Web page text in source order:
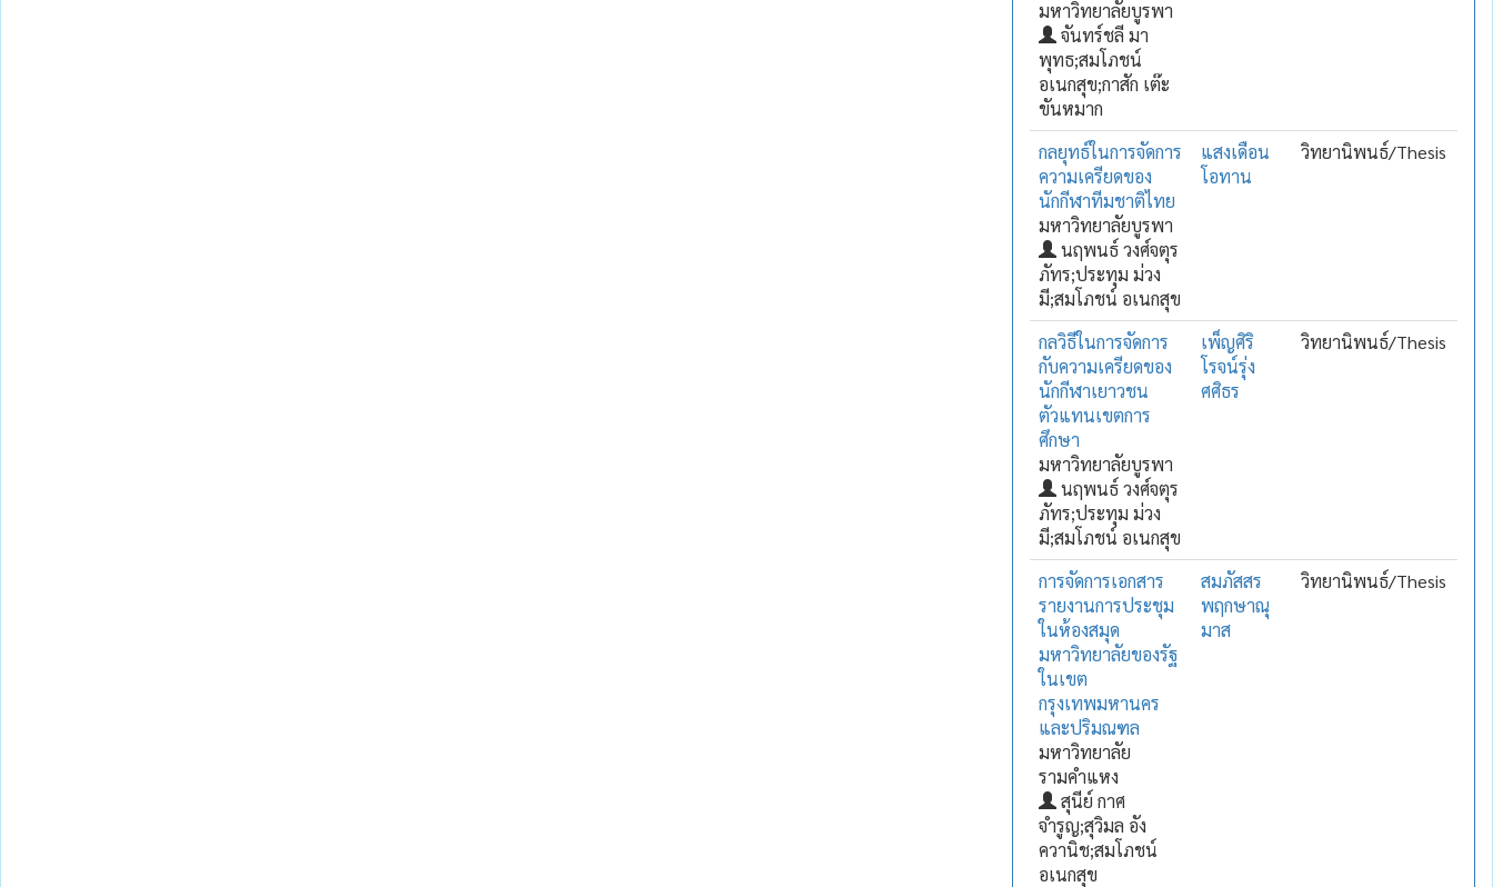
มหาวิทยาลัยบูรพา
จันทร์ชลี มา
พุทธ;สมโภชน์
อเนกสุข;กาสัก เต๊ะ
ขันหมาก
กลยุทธ์ในการจัดการ
ความเครียดของ
นักกีฬาทีมชาติไทย
มหาวิทยาลัยบูรพา
นฤพนธ์ วงศ์จตุร
ภัทร;ประทุม ม่วง
มี;สมโภชน์ อเนกสุข
แสงเดือน
โอทาน
วิทยานิพนธ์/Thesis
กลวิธีในการจัดการ
กับความเครียดของ
นักกีฬาเยาวชน
ตัวแทนเขตการ
ศึกษา
มหาวิทยาลัยบูรพา
นฤพนธ์ วงศ์จตุร
ภัทร;ประทุม ม่วง
มี;สมโภชน์ อเนกสุข
เพ็ญศิริ
โรจน์รุ่ง
ศศิธร
วิทยานิพนธ์/Thesis
การจัดการเอกสาร
รายงานการประชุม
ในห้องสมุด
มหาวิทยาลัยของรัฐ
ในเขต
กรุงเทพมหานคร
และปริมณฑล
มหาวิทยาลัย
รามคำแหง
สุนีย์ กาศ
จำรูญ;สุวิมล อัง
ควานิช;สมโภชน์
อเนกสุข
สมภัสสร
พฤกษาณุ
มาส
วิทยานิพนธ์/Thesis